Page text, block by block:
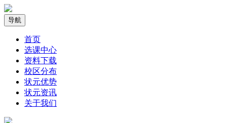
导航
首页
选课中心
资料下载
校区分布
状元优势
状元资讯
关于我们